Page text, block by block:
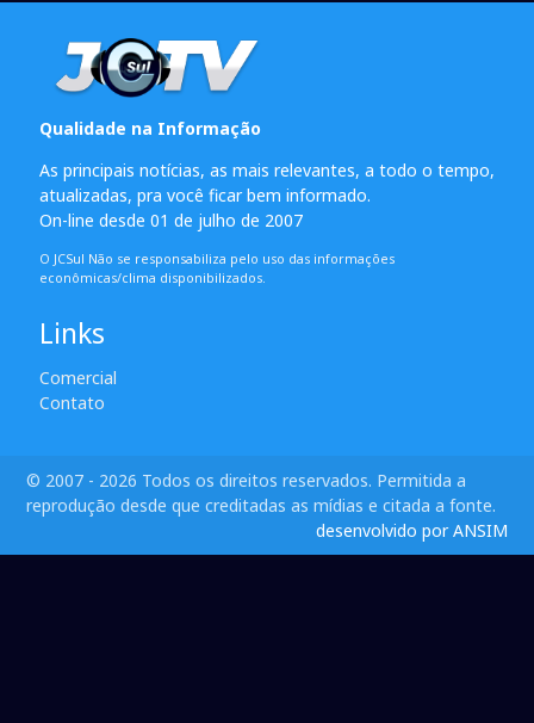
Qualidade na Informação
As principais notícias, as mais relevantes, a todo o tempo,
atualizadas, pra você ficar bem informado.
On-line desde 01 de julho de 2007
O JCSul Não se responsabiliza pelo uso das informações
econômicas/clima disponibilizados.
Links
Comercial
Contato
© 2007 - 2026 Todos os direitos reservados. Permitida a
reprodução desde que creditadas as mídias e citada a fonte.
desenvolvido por ANSIM